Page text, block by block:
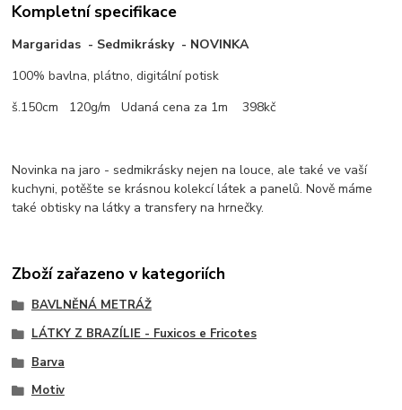
Kompletní specifikace
Margaridas - Sedmikrásky - NOVINKA
100% bavlna, plátno, digitální potisk
š.150cm 120g/m Udaná cena za 1m 398kč
Novinka na jaro - sedmikrásky nejen na louce, ale také ve vaší
kuchyni, potěšte se krásnou kolekcí látek a panelů. Nově máme
také obtisky na látky a transfery na hrnečky.
Zboží zařazeno v kategoriích
BAVLNĚNÁ METRÁŽ
LÁTKY Z BRAZÍLIE - Fuxicos e Fricotes
Barva
Motiv